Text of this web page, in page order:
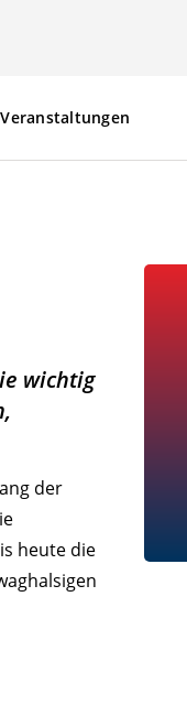
Veranstaltungen
wichtig
der
heute die